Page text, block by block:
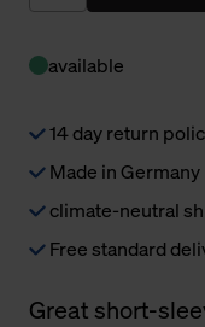
available
14 day return
Made in Germany
climate-neutral
Free standard
Great short-